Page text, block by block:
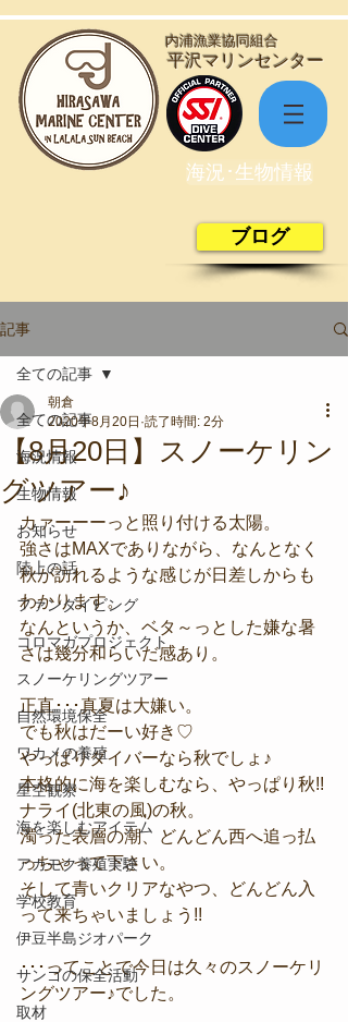
​平沢マリンセンター
​内浦漁業協同組合
海況･生物情報
ブログ
記事
全ての記事
海況情報
生物情報
お知らせ
陸上の話
ファンダイビング
コロマガプロジェクト
スノーケリングツアー
自然環境保全
ワカメの養殖
星空観察
海を楽しむアイテム
アカモク養殖実験
学校教育
伊豆半島ジオパーク
サンゴの保全活動
取材
全ての記事
【8月20日】スノーケリン
グツアー♪
朝倉
2020年8月20日 読了時間: 2分
カァーーーっと照り付ける太陽。
強さはMAXでありながら、なんとなく
秋が訪れるような感じが日差しからも
わかります。
なんというか、ベタ～っとした嫌な暑
さは幾分和らいだ感あり。
正直･･･真夏は大嫌い。
でも秋はだーい好き♡
やっぱりダイバーなら秋でしょ♪
本格的に海を楽しむなら、やっぱり秋!!
ナライ(北東の風)の秋。
濁った表層の潮、どんどん西へ追っ払
っちゃって下さい。
そして青いクリアなやつ、どんどん入
って来ちゃいましょう!!
･･･ってことで今日は久々のスノーケリ
ングツアー♪でした。